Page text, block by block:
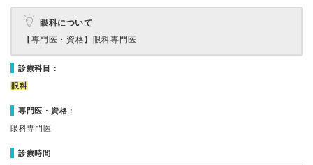
眼科について
【専門医・資格】 眼科専門医
診療科目：
眼科
専門医・資格：
眼科専門医
診療時間